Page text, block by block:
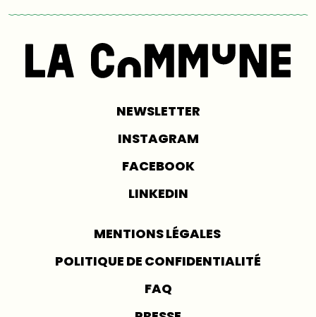
NEWSLETTER
INSTAGRAM
FACEBOOK
LINKEDIN
MENTIONS LÉGALES
POLITIQUE DE CONFIDENTIALITÉ
FAQ